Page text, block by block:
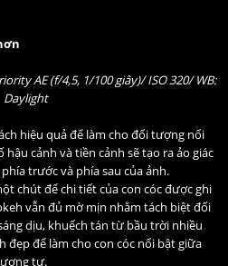
AE (f/4,5, 1/100 giây)/ ISO 320/ WB:
Daylight
hiệu quả để làm cho đối tượng nổi
cảnh và tiền cảnh sẽ tạo ra ảo giác
trước và phía sau của ảnh.
chút để chi tiết của con cóc được ghi
vẫn đủ mờ mịn nhằm tách biệt đối
dịu, khuếch tán từ bầu trời nhiều
đẹp để làm cho con cóc nổi bật giữa
tự.